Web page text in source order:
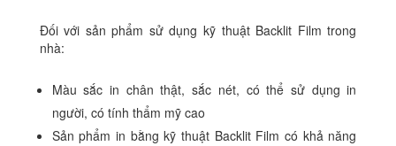
Đối với sản phẩm sử dụng kỹ thuật Backlit Film trong
nhà:
Màu sắc in chân thật, sắc nét, có thể sử dụng in
người, có tính thẩm mỹ cao
Sản phẩm in bằng kỹ thuật Backlit Film có khả năng